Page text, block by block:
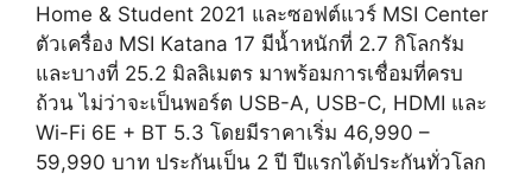
Home & Student 2021 และซอฟต์แวร์ MSI Center
ตัวเครื่อง MSI Katana 17 มีน้ำหนักที่ 2.7 กิโลกรัม
และบางที่ 25.2 มิลลิเมตร มาพร้อมการเชื่อมที่ครบ
ถ้วน ไม่ว่าจะเป็นพอร์ต USB-A, USB-C, HDMI และ
Wi-Fi 6E + BT 5.3 โดยมีราคาเริ่ม 46,990 –
59,990 บาท ประกันเป็น 2 ปี ปีแรกได้ประกันทั่วโลก